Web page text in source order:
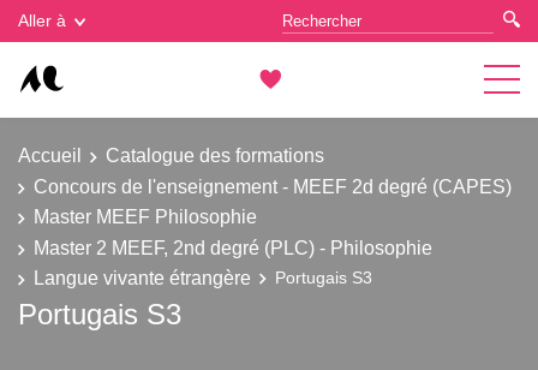
Aller à
Accueil
Catalogue des formations
Concours de l'enseignement - MEEF 2d degré (CAPES)
Master MEEF Philosophie
Master 2 MEEF, 2nd degré (PLC) - Philosophie
Langue vivante étrangère
Portugais S3
Portugais S3
Gestion des cookies